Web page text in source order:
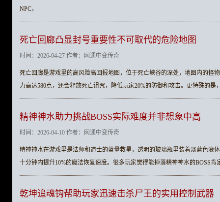
NPC，
死亡回廊凸显封号重要性不可取代的危险地图
时间：2026-04-27 作者：网通中变传奇
死亡回廊是游戏里的高风险高回报地图，位于死亡峡谷的深处，地图内的怪
力高达580点，还会释放死亡诅咒，降低玩家20%的防御和攻击。更特殊的
精神神水助力挑战BOSS实际难度并非想象中高
时间：2026-04-10 作者：网通中变传奇
精神神水在游戏里是法师和道士的蓝量救星，透明的玻璃瓶里装着淡蓝色液
十分钟内提升10%的魔法恢复速度。很多玩家觉得能掉落精神神水的BOSS肯
乾坤追魂钩帮助玩家迅速击杀尸王的实用控制武器